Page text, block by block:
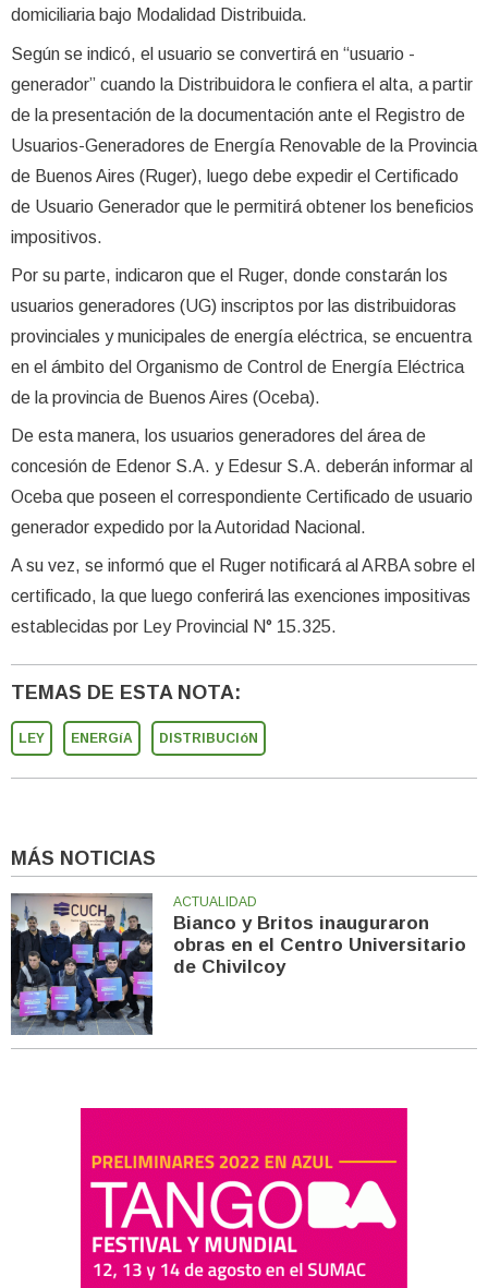
domiciliaria bajo Modalidad Distribuida.
Según se indicó, el usuario se convertirá en “usuario -
generador” cuando la Distribuidora le confiera el alta, a partir
de la presentación de la documentación ante el Registro de
Usuarios-Generadores de Energía Renovable de la Provincia
de Buenos Aires (Ruger), luego debe expedir el Certificado
de Usuario Generador que le permitirá obtener los beneficios
impositivos.
Por su parte, indicaron que el Ruger, donde constarán los
usuarios generadores (UG) inscriptos por las distribuidoras
provinciales y municipales de energía eléctrica, se encuentra
en el ámbito del Organismo de Control de Energía Eléctrica
de la provincia de Buenos Aires (Oceba).
De esta manera, los usuarios generadores del área de
concesión de Edenor S.A. y Edesur S.A. deberán informar al
Oceba que poseen el correspondiente Certificado de usuario
generador expedido por la Autoridad Nacional.
A su vez, se informó que el Ruger notificará al ARBA sobre el
certificado, la que luego conferirá las exenciones impositivas
establecidas por Ley Provincial N° 15.325.
TEMAS DE ESTA NOTA:
LEY ENERGíA DISTRIBUCIóN
MÁS NOTICIAS
ACTUALIDAD
Bianco y Britos inauguraron
obras en el Centro Universitario
de Chivilcoy